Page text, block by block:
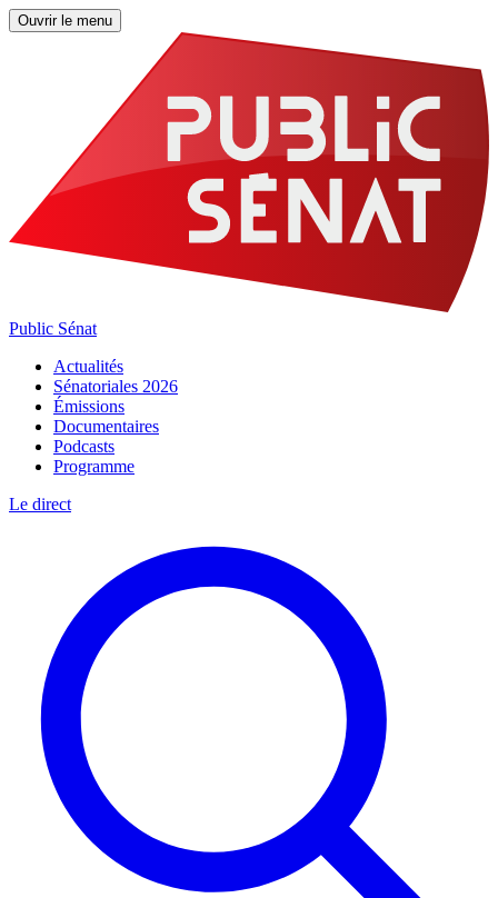
Ouvrir le menu
Public Sénat
Actualités
Sénatoriales 2026
Émissions
Documentaires
Podcasts
Programme
Le direct